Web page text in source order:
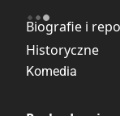
Biografie i
Historyczne
Komedia